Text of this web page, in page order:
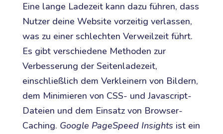
Eine lange Ladezeit kann dazu führen, dass
Nutzer deine Website vorzeitig verlassen,
was zu einer schlechten Verweilzeit führt.
Es gibt verschiedene Methoden zur
Verbesserung der Seitenladezeit,
einschließlich dem Verkleinern von Bildern,
dem Minimieren von CSS- und Javascript-
Dateien und dem Einsatz von Browser-
Caching. Google PageSpeed Insights ist ein